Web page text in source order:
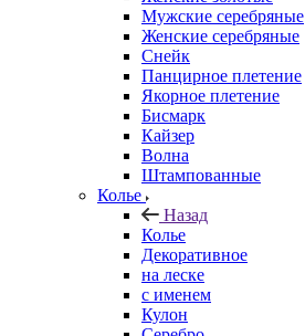
Мужские серебряные
Женские серебряные
Снейк
Панцирное плетение
Якорное плетение
Бисмарк
Кайзер
Волна
Штампованные
Колье
Назад
Колье
Декоративное
на леске
с именем
Кулон